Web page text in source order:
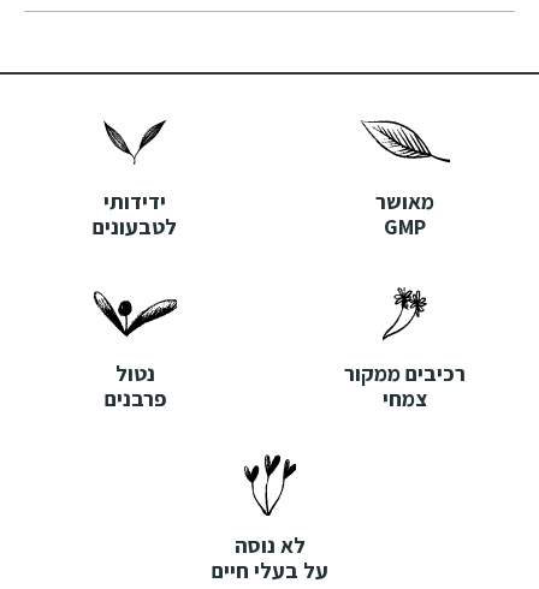
מאושר
GMP
ידידותי
לטבעונים
רכיבים ממקור
צמחי
נטול
פרבנים
לא נוסה
על בעלי חיים